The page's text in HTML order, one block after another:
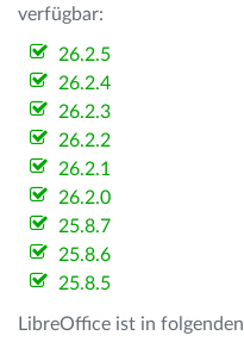
verfügbar:
26.2.5
26.2.4
26.2.3
26.2.2
26.2.1
26.2.0
25.8.7
25.8.6
25.8.5
LibreOffice ist in folgenden